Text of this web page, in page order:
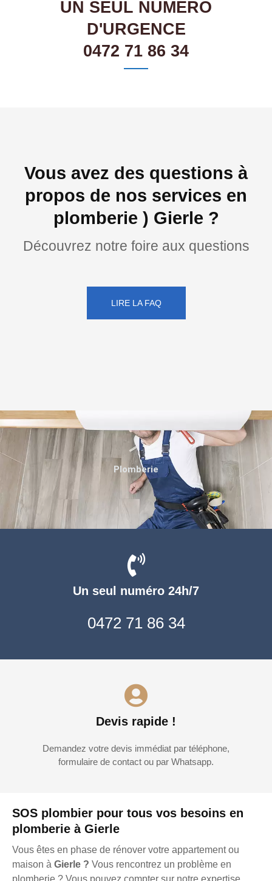
UN SEUL NUMÉRO
D'URGENCE
0472 71 86 34
Vous avez des questions à
propos de nos services en
plomberie ) Gierle ?
Découvrez notre foire aux questions
LIRE LA FAQ
SOS plombier pour tous vos besoins en
plomberie à Gierle
Vous êtes en phase de rénover votre appartement ou
maison à Gierle ? Vous rencontrez un problème en
Un seul numéro 24h/7
0472 71 86 34
Devis rapide !
Demandez votre devis immédiat par téléphone,
formulaire de contact ou par Whatsapp.
Plomberie